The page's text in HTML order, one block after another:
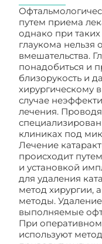
путем приема
однако при таких
глаукома нельзя
вмешательства.
понадобиться и
близорукость и
хирургическому
случае
лечения.
клиниках под
Лечение
происходит
и установкой
для удаления
метод хирургии,
методы.
выполняемые
При
используют